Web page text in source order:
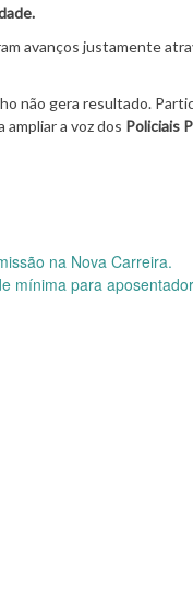
avanços justamente
não gera resultado.
a voz dos Policiais
na Nova Carreira.
para